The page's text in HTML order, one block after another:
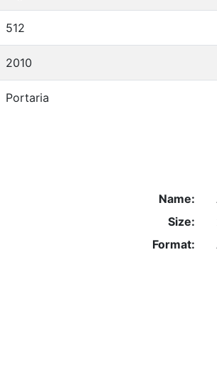
512
2010
Portaria
Name:
Size:
Format: